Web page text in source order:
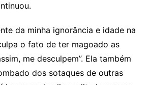
da minha ignorância e idade na
o fato de ter magoado as
me desculpem”. Ela também
dos sotaques de outras